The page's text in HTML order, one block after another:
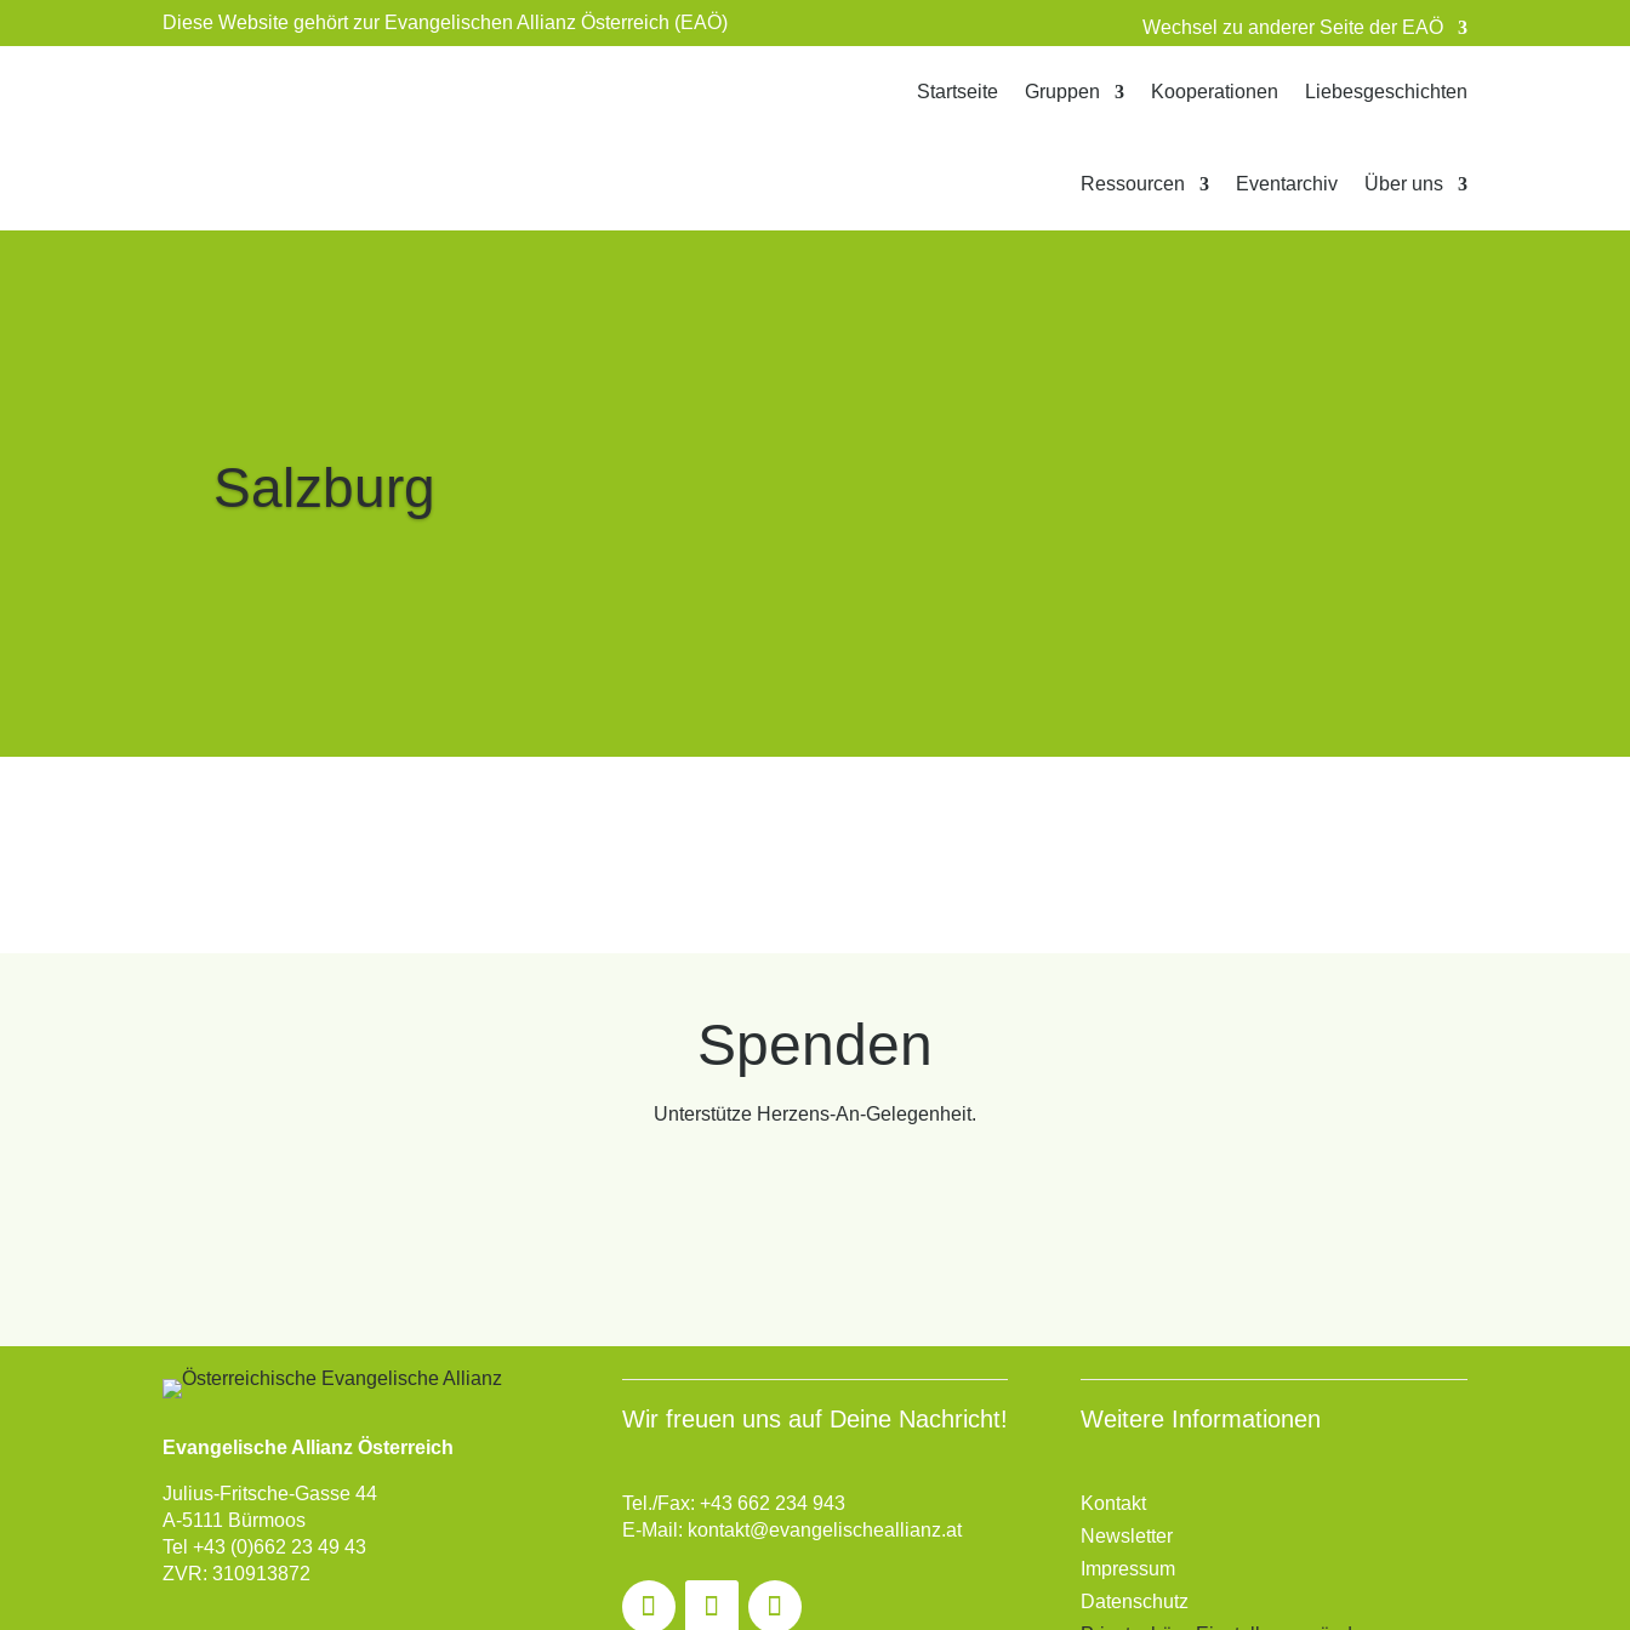
Diese Website gehört zur Evangelischen Allianz Österreich (EAÖ) Wechsel zu anderer Seite der EAÖ
Startseite Gruppen Kooperationen Liebesgeschichten
Ressourcen Eventarchiv Über uns
Salzburg
Spenden
Unterstütze Herzens-An-Gelegenheit.
Evangelische Allianz Österreich
Julius-Fritsche-Gasse 44
A-5111 Bürmoos
Tel +43 (0)662 23 49 43
ZVR: 310913872
Wir freuen uns auf Deine Nachricht!
Tel./Fax: +43 662 234 943
E-Mail: kontakt@evangelischeallianz.at
Weitere Informationen
Kontakt
Newsletter
Impressum
Datenschutz